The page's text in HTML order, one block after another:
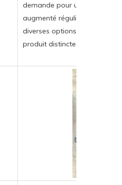
demande pour une gamme
augmenté régulièrement. Les
diverses options de
produit distincte.